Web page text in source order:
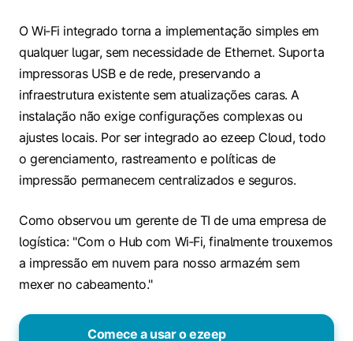
O Wi‑Fi integrado torna a implementação simples em
qualquer lugar, sem necessidade de Ethernet. Suporta
impressoras USB e de rede, preservando a
infraestrutura existente sem atualizações caras. A
instalação não exige configurações complexas ou
ajustes locais. Por ser integrado ao ezeep Cloud, todo
o gerenciamento, rastreamento e políticas de
impressão permanecem centralizados e seguros.
Como observou um gerente de TI de uma empresa de
logística: "Com o Hub com Wi‑Fi, finalmente trouxemos
a impressão em nuvem para nosso armazém sem
mexer no cabeamento."
Comece a usar o ezeep